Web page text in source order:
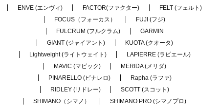
ENVE (エンヴィ)
FACTOR(ファクター)
FELT (フェルト)
FOCUS（フォーカス）
FUJI (フジ)
FULCRUM (フルクラム)
GARMIN
GIANT (ジャイアント)
KUOTA (クオータ)
Lightweight (ライトウェイト)
LAPIERRE (ラピエール)
MAVIC (マビック)
MERIDA (メリダ)
PINARELLO (ピナレロ)
Rapha (ラファ)
RIDLEY (リドレー)
SCOTT (スコット)
SHIMANO（シマノ）
SHIMANO PRO (シマノプロ)